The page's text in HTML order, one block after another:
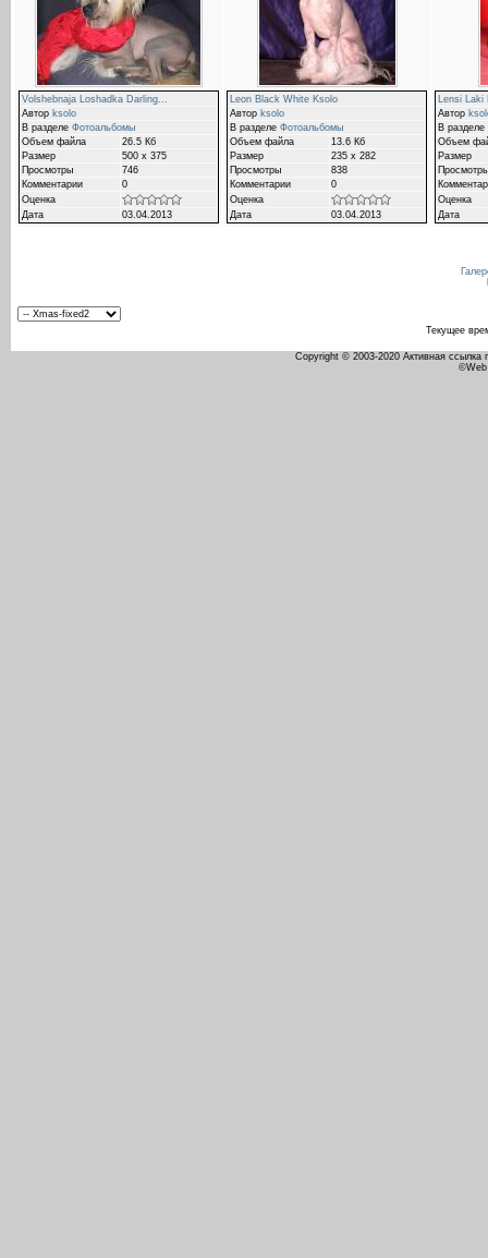
Volshebnaja Loshadka Darling...
Автор ksolo
В разделе Фотоальбомы
Объем файла
26.5 Кб
Размер
500 x 375
Просмотры
746
Комментарии
0
Оценка
Дата
03.04.2013
Leon Black White Ksolo
Автор ksolo
В разделе Фотоальбомы
Объем файла
13.6 Кб
Размер
235 x 282
Просмотры
838
Комментарии
0
Оценка
Дата
03.04.2013
Lensi Laki
Автор
В разделе
Объем
Размер
Просмотры
Оценка
Дата
Текущее
Copyright © 2003-2020 Активная ссылка